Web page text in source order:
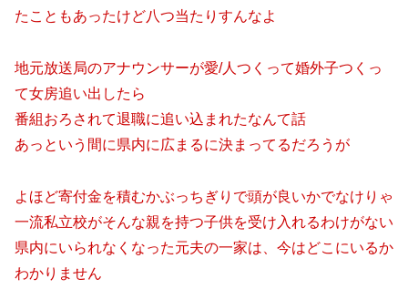
たこともあったけど八つ当たりすんなよ
地元放送局のアナウンサーが愛/人つくって婚外子つくっ
て女房追い出したら
番組おろされて退職に追い込まれたなんて話
あっという間に県内に広まるに決まってるだろうが
よほど寄付金を積むかぶっちぎりで頭が良いかでなけりゃ
一流私立校がそんな親を持つ子供を受け入れるわけがない
県内にいられなくなった元夫の一家は、今はどこにいるか
わかりません